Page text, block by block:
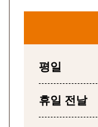
평일
휴일 전날